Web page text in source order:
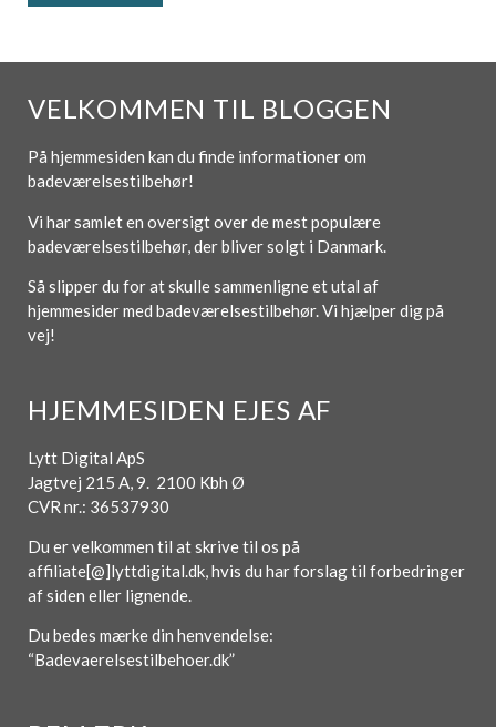
VELKOMMEN TIL BLOGGEN
På hjemmesiden kan du finde informationer om
badeværelsestilbehør!
Vi har samlet en oversigt over de mest populære
badeværelsestilbehør, der bliver solgt i Danmark.
Så slipper du for at skulle sammenligne et utal af
hjemmesider med badeværelsestilbehør. Vi hjælper dig på
vej!
HJEMMESIDEN EJES AF
Lytt Digital ApS
Jagtvej 215 A, 9. 2100 Kbh Ø
CVR nr.: 36537930
Du er velkommen til at skrive til os på
affiliate[@]lyttdigital.dk, hvis du har forslag til forbedringer
af siden eller lignende.
Du bedes mærke din henvendelse:
“Badevaerelsestilbehoer.dk”